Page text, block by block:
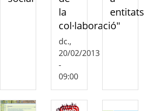
la
col·laboració"
dc.,
20/02/2013
-
09:00
entitats